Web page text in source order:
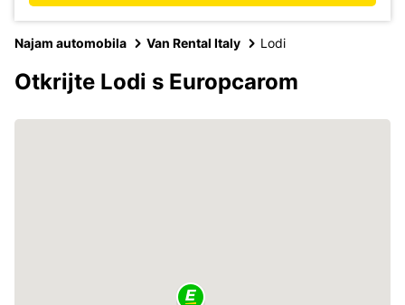
Najam automobila Van Rental Italy Lodi
Otkrijte Lodi s Europcarom